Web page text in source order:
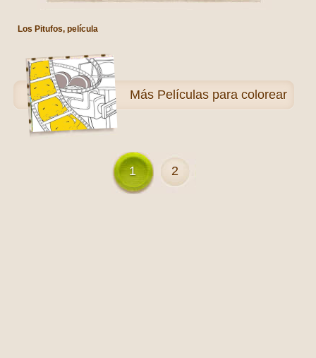
Los Pitufos, película
Más Películas para colorear
1 2